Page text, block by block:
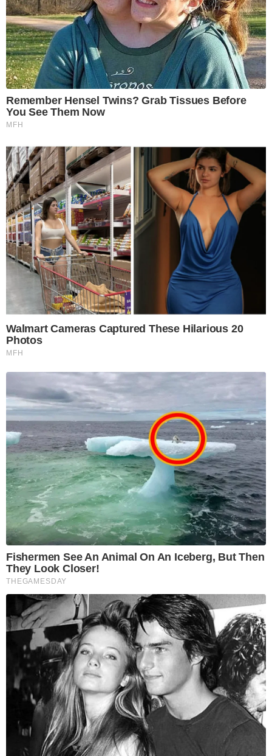
Remember Hensel Twins? Grab Tissues Before
You See Them Now
MFH
Walmart Cameras Captured These Hilarious 20
Photos
MFH
Fishermen See An Animal On An Iceberg, But Then
They Look Closer!
THEGAMESDAY